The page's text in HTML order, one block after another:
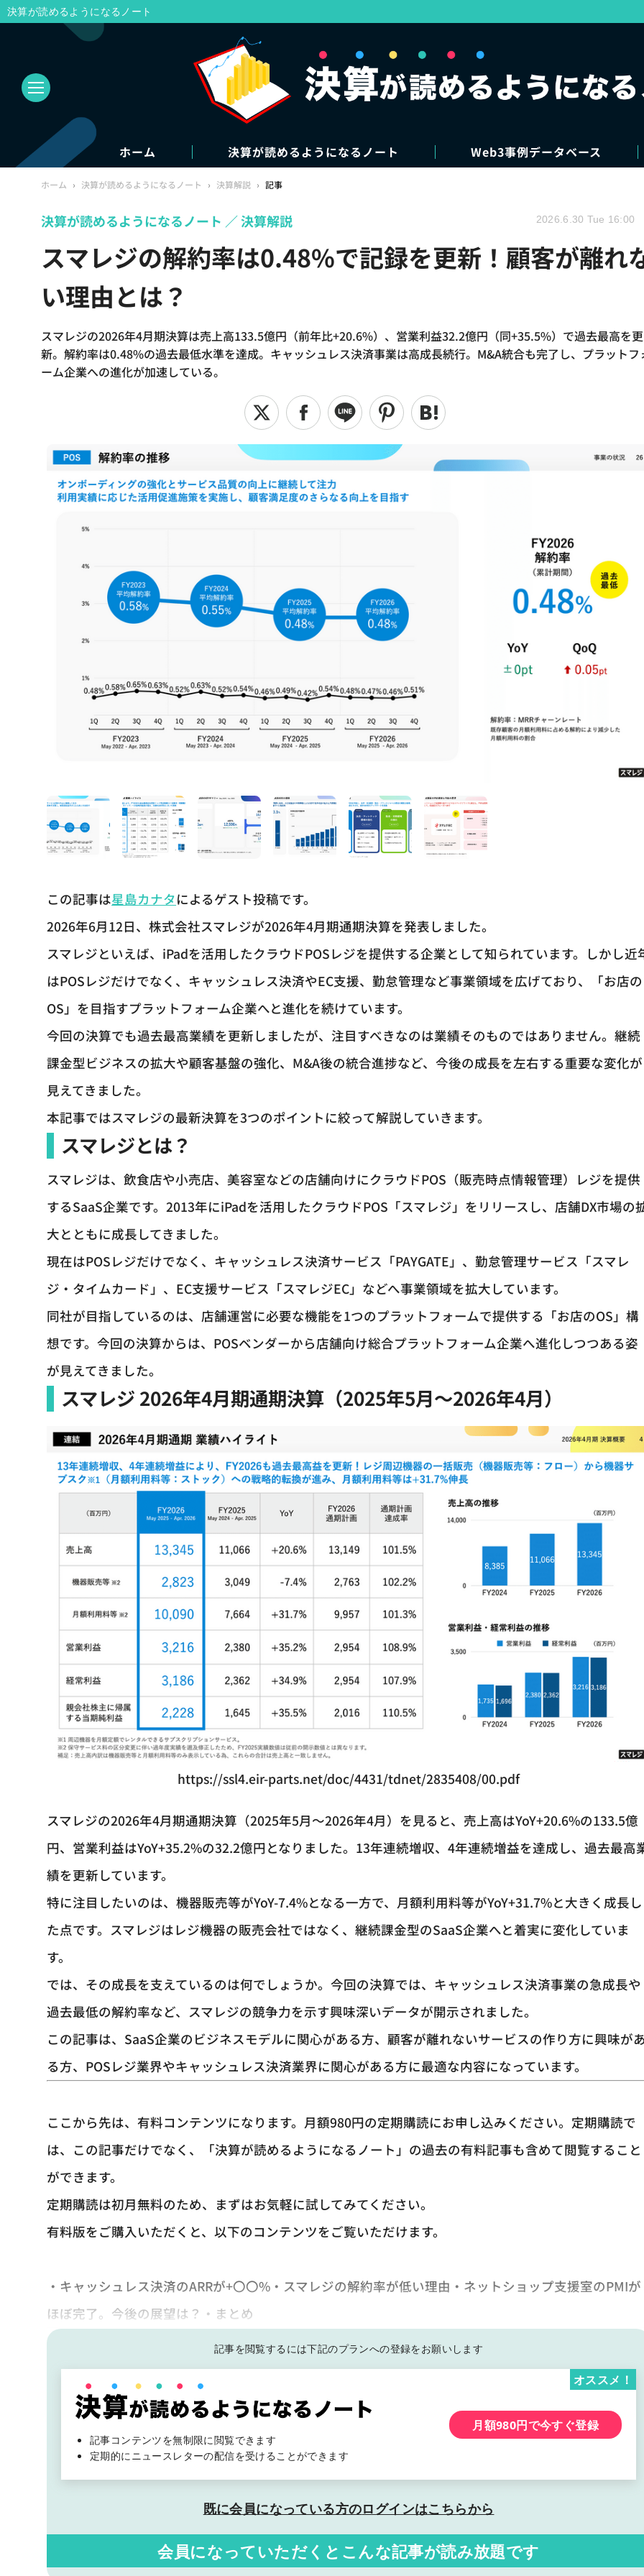
ホーム 決算が読めるようになるノート Web3事例データベース
ホーム › 決算が読めるようになるノート › 決算解説 › 記事
スマレジの解約率は0.48%で記録を更新！顧客が離れ
い理由とは？
スマレジの2026年4月期決算は売上高133.5億円（前年比+20.6%）、営業利益32.2億円（同+35.5%）で過去最高を更
新。解約率は0.48%の過去最低水準を達成。キャッシュレス決済事業は高成長続行。M&A統合も完了し、プラットフ
ーム企業への進化が加速している。
決算が読めるようになるノート 決算解説 2026.6.30 Tue 16:00
この記事は星島カナタによるゲスト投稿です。
2026年6月12日、株式会社スマレジが2026年4月期通期決算を発表しました。
スマレジといえば、iPadを活用したクラウドPOSレジを提供する企業として知られています。しかし近
はPOSレジだけでなく、キャッシュレス決済やEC支援、勤怠管理など事業領域を広げており、「お店の
OS」を目指すプラットフォーム企業へと進化を続けています。
今回の決算でも過去最高業績を更新しましたが、注目すべきなのは業績そのものではありません。継続
課金型ビジネスの拡大や顧客基盤の強化、M&A後の統合進捗など、今後の成長を左右する重要な変化が
見えてきました。
本記事ではスマレジの最新決算を3つのポイントに絞って解説していきます。
スマレジとは？
スマレジは、飲食店や小売店、美容室などの店舗向けにクラウドPOS（販売時点情報管理）レジを提供
するSaaS企業です。2013年にiPadを活用したクラウドPOS「スマレジ」をリリースし、店舗DX市場の
大とともに成長してきました。
現在はPOSレジだけでなく、キャッシュレス決済サービス「PAYGATE」、勤怠管理サービス「スマレ
ジ・タイムカード」、EC支援サービス「スマレジEC」などへ事業領域を拡大しています。
同社が目指しているのは、店舗運営に必要な機能を1つのプラットフォームで提供する「お店のOS」構
想です。今回の決算からは、POSベンダーから店舗向け総合プラットフォーム企業へ進化しつつある姿
が見えてきました。
スマレジ 2026年4月期通期決算（2025年5月～2026年4月）
https://ssl4.eir-parts.net/doc/4431/tdnet/2835408/00.pdf
スマレジの2026年4月期通期決算（2025年5月～2026年4月）を見ると、売上高はYoY+20.6%の133.5億
円、営業利益はYoY+35.2%の32.2億円となりました。13年連続増収、4年連続増益を達成し、過去最高
績を更新しています。
特に注目したいのは、機器販売等がYoY-7.4%となる一方で、月額利用料等がYoY+31.7%と大きく成長し
た点です。スマレジはレジ機器の販売会社ではなく、継続課金型のSaaS企業へと着実に変化していま
す。
では、その成長を支えているのは何でしょうか。今回の決算では、キャッシュレス決済事業の急成長や
過去最低の解約率など、スマレジの競争力を示す興味深いデータが開示されました。
この記事は、SaaS企業のビジネスモデルに関心がある方、顧客が離れないサービスの作り方に興味が
る方、POSレジ業界やキャッシュレス決済業界に関心がある方に最適な内容になっています。
ここから先は、有料コンテンツになります。月額980円の定期購読にお申し込みください。定期購読で
は、この記事だけでなく、「決算が読めるようになるノート」の過去の有料記事も含めて閲覧すること
ができます。
定期購読は初月無料のため、まずはお気軽に試してみてください。
有料版をご購入いただくと、以下のコンテンツをご覧いただけます。
・キャッシュレス決済のARRが+〇〇%・スマレジの解約率が低い理由・ネットショップ支援室のPMIが
ほぼ完了。今後の展望は？・まとめ
記事を閲覧するには下記のプランへの登録をお願いします
記事コンテンツを無制限に閲覧できます
定期的にニュースレターの配信を受けることができます
オススメ！
月額980円で今すぐ登録
既に会員になっている方のログインはこちらから
会員になっていただくと こんな記事が読み放題です
決算が読めるようになるノート